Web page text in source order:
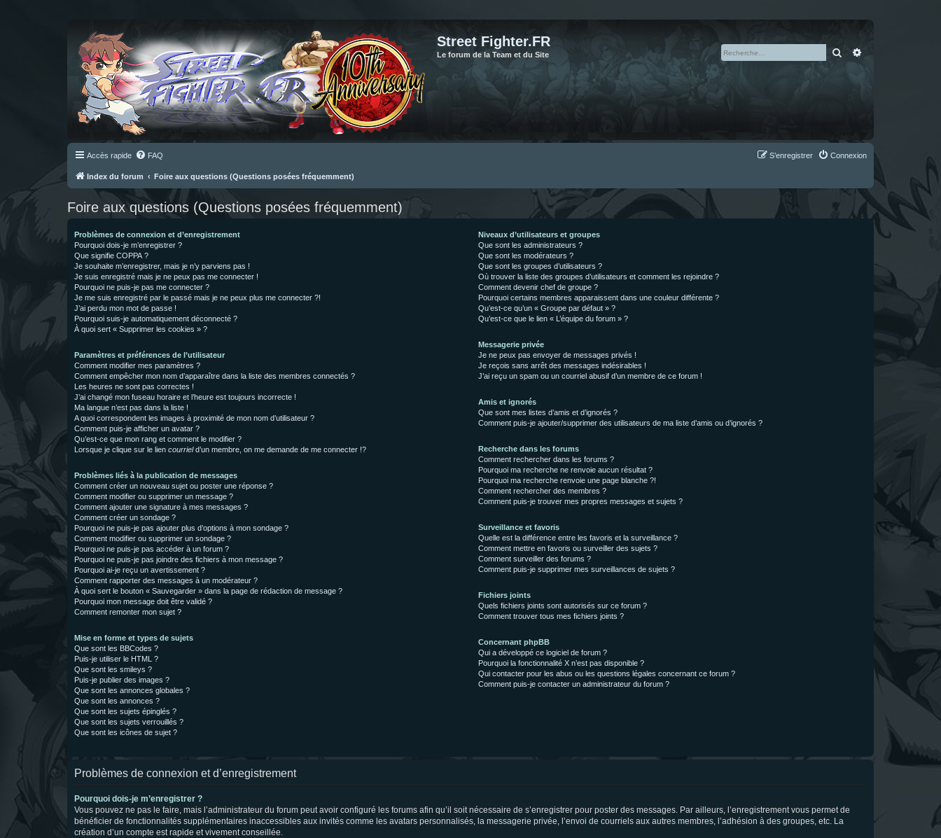
Street Fighter.FR
Le forum de la Team et du Site Rechercher
Accès rapide FAQ Connexion
S’enregistrer
Index du forum Foire aux questions (Questions posées fréquemment)
Foire aux questions (Questions posées fréquemment)
Problèmes de connexion et d’enregistrement
Pourquoi dois-je m’enregistrer ?
Que signifie COPPA ?
Je souhaite m’enregistrer, mais je n’y parviens pas !
Je suis enregistré mais je ne peux pas me connecter !
Pourquoi ne puis-je pas me connecter ?
Je me suis enregistré par le passé mais je ne peux plus me connecter ?!
J’ai perdu mon mot de passe !
Pourquoi suis-je automatiquement déconnecté ?
À quoi sert « Supprimer les cookies » ?
Paramètres et préférences de l’utilisateur
Comment modifier mes paramètres ?
Comment empêcher mon nom d’apparaître dans la liste des membres connectés ?
Les heures ne sont pas correctes !
J’ai changé mon fuseau horaire et l’heure est toujours incorrecte !
Ma langue n’est pas dans la liste !
A quoi correspondent les images à proximité de mon nom d’utilisateur ?
Comment puis-je afficher un avatar ?
Qu’est-ce que mon rang et comment le modifier ?
Lorsque je clique sur le lien courrield’un membre, on me demande de me connecter !?
Problèmes liés à la publication de messages
Comment créer un nouveau sujet ou poster une réponse ?
Comment modifier ou supprimer un message ?
Comment ajouter une signature à mes messages ?
Comment créer un sondage ?
Pourquoi ne puis-je pas ajouter plus d’options à mon sondage ?
Comment modifier ou supprimer un sondage ?
Pourquoi ne puis-je pas accéder à un forum ?
Pourquoi ne puis-je pas joindre des fichiers à mon message ?
Pourquoi ai-je reçu un avertissement ?
Comment rapporter des messages à un modérateur ?
À quoi sert le bouton « Sauvegarder » dans la page de rédaction de message ?
Pourquoi mon message doit être validé ?
Comment remonter mon sujet ?
Mise en forme et types de sujets
Que sont les BBCodes ?
Puis-je utiliser le HTML ?
Que sont les smileys ?
Puis-je publier des images ?
Que sont les annonces globales ?
Que sont les annonces ?
Que sont les sujets épinglés ?
Que sont les sujets verrouillés ?
Que sont les icônes de sujet ?
Niveaux d’utilisateurs et groupes
Que sont les administrateurs ?
Que sont les modérateurs ?
Que sont les groupes d’utilisateurs ?
Où trouver la liste des groupes d’utilisateurs et comment les rejoindre ?
Comment devenir chef de groupe ?
Pourquoi certains membres apparaissent dans une couleur différente ?
Qu’est-ce qu’un « Groupe par défaut » ?
Qu’est-ce que le lien « L’équipe du forum » ?
Messagerie privée
Je ne peux pas envoyer de messages privés !
Je reçois sans arrêt des messages indésirables !
J’ai reçu un spam ou un courriel abusif d’un membre de ce forum !
Amis et ignorés
Que sont mes listes d’amis et d’ignorés ?
Comment puis-je ajouter/supprimer des utilisateurs de ma liste d’amis ou d’ignorés ?
Recherche dans les forums
Comment rechercher dans les forums ?
Pourquoi ma recherche ne renvoie aucun résultat ?
Pourquoi ma recherche renvoie une page blanche ?!
Comment rechercher des membres ?
Comment puis-je trouver mes propres messages et sujets ?
Surveillance et favoris
Quelle est la différence entre les favoris et la surveillance ?
Comment mettre en favoris ou surveiller des sujets ?
Comment surveiller des forums ?
Comment puis-je supprimer mes surveillances de sujets ?
Fichiers joints
Quels fichiers joints sont autorisés sur ce forum ?
Comment trouver tous mes fichiers joints ?
Concernant phpBB
Qui a développé ce logiciel de forum ?
Pourquoi la fonctionnalité X n’est pas disponible ?
Qui contacter pour les abus ou les questions légales concernant ce forum ?
Comment puis-je contacter un administrateur du forum ?
Problèmes de connexion et d’enregistrement
Pourquoi dois-je m’enregistrer ?
Vous pouvez ne pas le faire, mais l’administrateur du forum peut avoir configuré les forums afin qu’il soit nécessaire de s’enregistrer pour poster des messages. Par ailleurs, l’enregistrement vous permet de
bénéficier de fonctionnalités supplémentaires inaccessibles aux invités comme les avatars personnalisés, la messagerie privée, l’envoi de courriels aux autres membres, l’adhésion à des groupes, etc. La
création d’un compte est rapide et vivement conseillée.